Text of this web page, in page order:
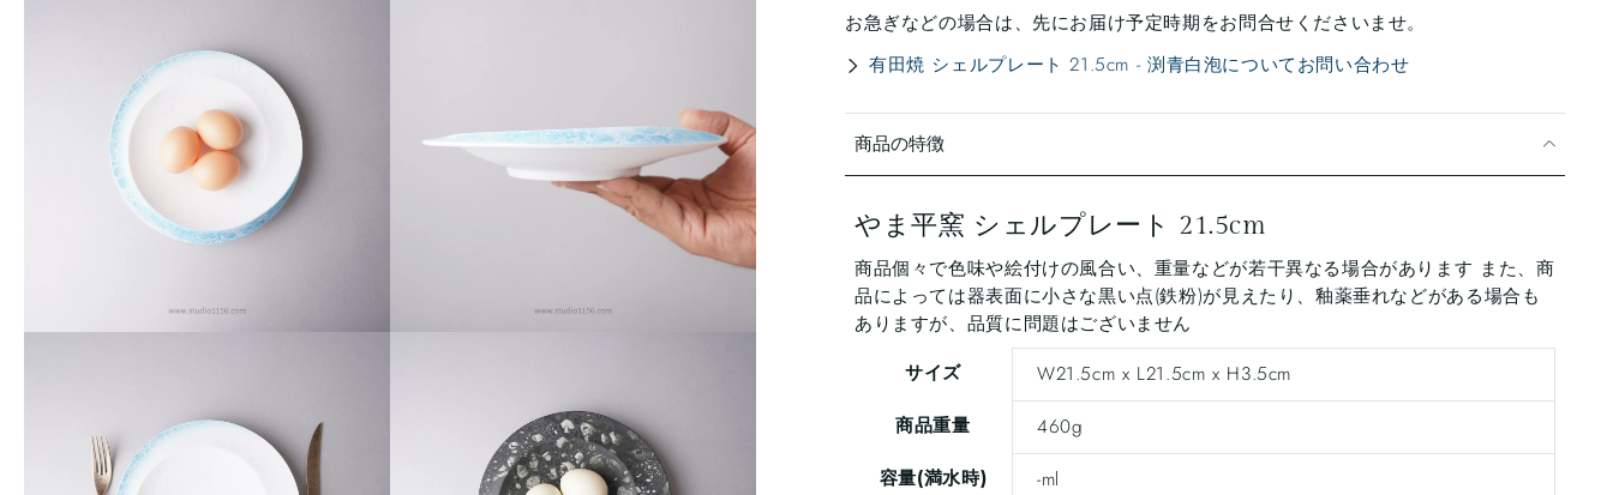
お急ぎなどの場合は、先にお届け予定時期をお問合せくださいませ。
有田焼 シェルプレート 21.5cm - 渕青白泡についてお問い合わせ
商品の特徴
やま平窯 シェルプレート 21.5cm
商品個々で色味や絵付けの風合い、重量などが若干異なる場合があります また、商
品によっては器表面に小さな黒い点(鉄粉)が見えたり、釉薬垂れなどがある場合も
ありますが、品質に問題はございません
サイズ
W21.5cm x L21.5cm x H3.5cm
商品重量
460g
容量(満水時)
-ml